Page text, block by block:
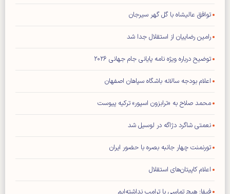
توافق عالیشاه با گل گهر سیرجان
رامین رضاییان از استقلال جدا شد
توضیح درباره ویژه نامه پایانی جام جهانی ۲۰۲۶
اعلام بودجه سالانه باشگاه سپاهان اصفهان
محمد صلاح به «ترابزون اسپور» ترکیه پیوست
نعمتی شاگرد دژاگه در لوسیل شد
تورنمنت چهار جانبه بصره با حضور ایران
اعلام کاپیتان‌های استقلال
فیفا: هیچ تماسی با ترامپ نداشته‌ایم